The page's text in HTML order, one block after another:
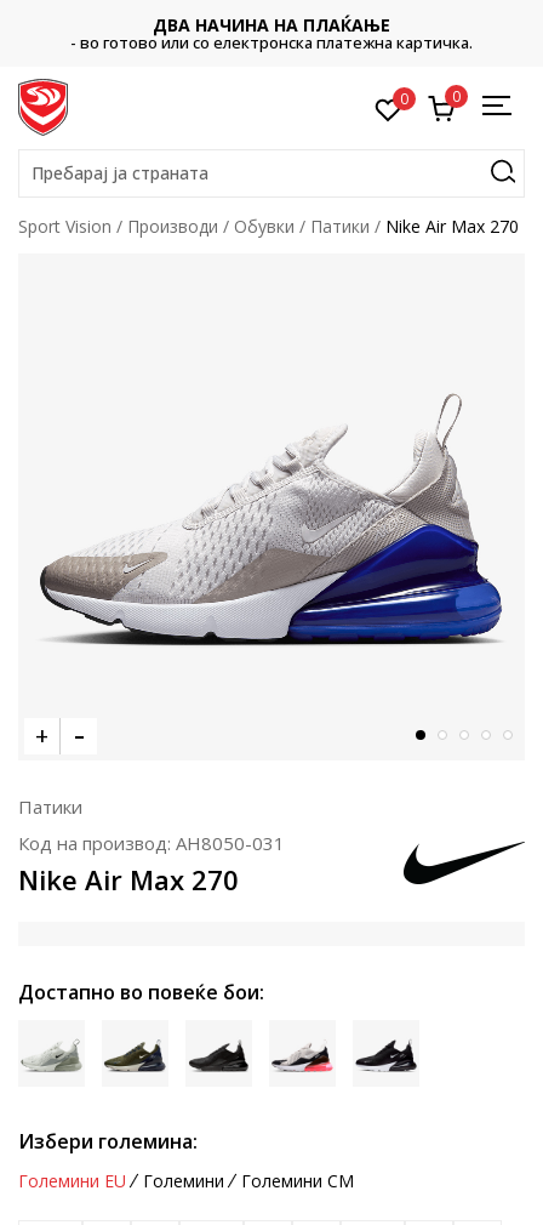
ДВА НАЧИНА НА ПЛАЌАЊЕ
- во готово или со електронска платежна картичка.
0 0
Пребарај ја страната
Sport Vision Производи Обувки Патики Nike Air Max 270
Патики
Код на производ: AH8050-031
Nike Air Max 270
Достапно во повеќе бои:
Избери големина:
Големини EU Големини Големини CM